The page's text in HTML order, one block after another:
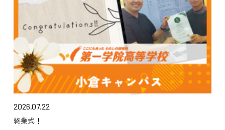
2026.07.22
終業式！